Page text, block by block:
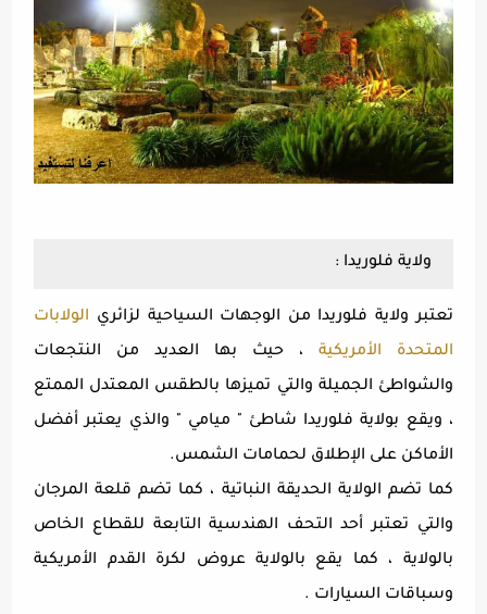
ولاية فلوريدا :
تعتبر ولاية فلوريدا من الوجهات السياحية لزائري الولابات
المتحدة الأمريكية ، حيث بها العديد من النتجعات
والشواطئ الجميلة والتي تميزها بالطقس المعتدل الممتع
، ويقع بولاية فلوريدا شاطئ " ميامي " والذي يعتبر أفضل
الأماكن على الإطلاق لحمامات الشمس.
كما تضم الولاية الحديقة النباتية ، كما تضم قلعة المرجان
والتي تعتبر أحد التحف الهندسية التابعة للقطاع الخاص
بالولاية ، كما يقع بالولاية عروض لكرة القدم الأمريكية
وسباقات السيارات .